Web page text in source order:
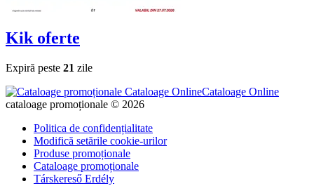
Kik oferte
Expiră peste 21 zile
Cataloage Online
cataloage promoționale © 2026
Politica de confidențialitate
Modifică setările cookie-urilor
Produse promoționale
Cataloage promoționale
Társkereső Erdély